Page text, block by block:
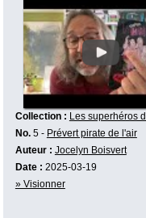
Collection : Les superhéros
No.5 - Prévert pirate de l'air
Auteur : Jocelyn Boisvert
Date : 2025-03-19
» Visionner